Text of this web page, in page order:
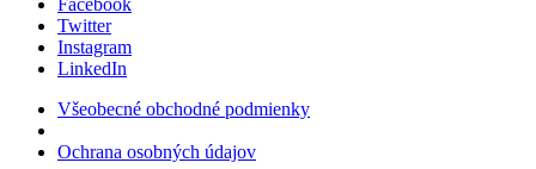
Facebook
Twitter
Instagram
LinkedIn
Všeobecné obchodné podmienky
Ochrana osobných údajov